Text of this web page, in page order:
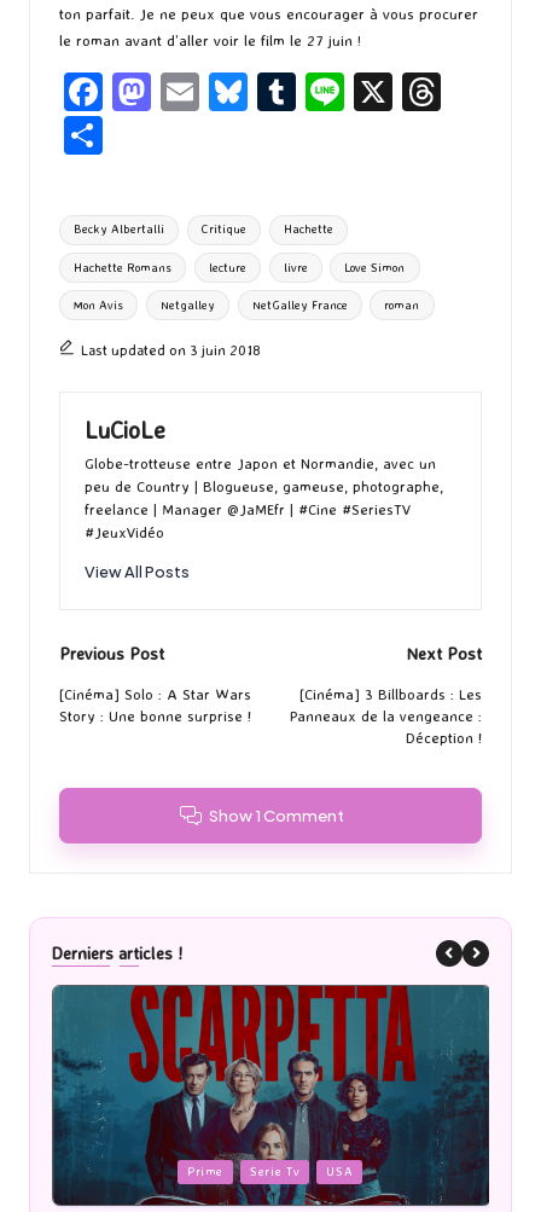
ton parfait. Je ne peux que vous encourager à vous procurer
le roman avant d’aller voir le film le 27 juin !
Fa
o
o
k
M
d
o
n
E
l
Bl
ky
T
bl
r
Li X
ta
g
er
Tags:
Becky Albertalli Critique Hachette
Hachette Romans lecture livre Love Simon
Mon Avis Netgalley NetGalley France roman
Last updated on 3 juin 2018
LuCioLe
Globe-trotteuse entre Japon et Normandie, avec un
peu de Country | Blogueuse, gameuse, photographe,
freelance | Manager @JaMEfr | #Cine #SeriesTV
#JeuxVidéo
View All Posts
Post
navigation
Previous Post
[Cinéma] Solo : A Star Wars
Story : Une bonne surprise !
Next Post
[Cinéma] 3 Billboards : Les
Panneaux de la vengeance :
Déception !
Show 1 Comment
Derniers articles !
Posted
in
Prime Serie Tv USA